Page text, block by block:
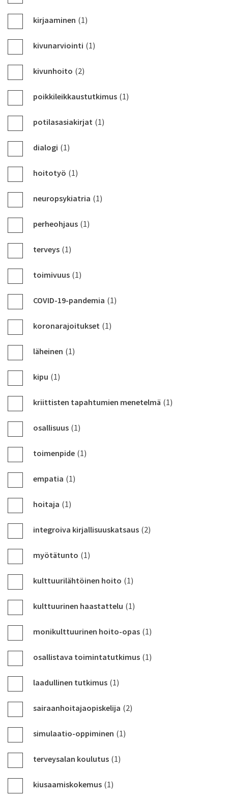
kirjaaminen (1)
kivunarviointi (1)
kivunhoito (2)
poikkileikkaustutkimus (1)
potilasasiakirjat (1)
dialogi (1)
hoitotyö (1)
neuropsykiatria (1)
perheohjaus (1)
terveys (1)
toimivuus (1)
COVID-19-pandemia (1)
koronarajoitukset (1)
läheinen (1)
kipu (1)
kriittisten tapahtumien menetelmä (1)
osallisuus (1)
toimenpide (1)
empatia (1)
hoitaja (1)
integroiva kirjallisuuskatsaus (2)
myötätunto (1)
kulttuurilähtöinen hoito (1)
kulttuurinen haastattelu (1)
monikulttuurinen hoito-opas (1)
osallistava toimintatutkimus (1)
laadullinen tutkimus (1)
sairaanhoitajaopiskelija (2)
simulaatio-oppiminen (1)
terveysalan koulutus (1)
kiusaamiskokemus (1)